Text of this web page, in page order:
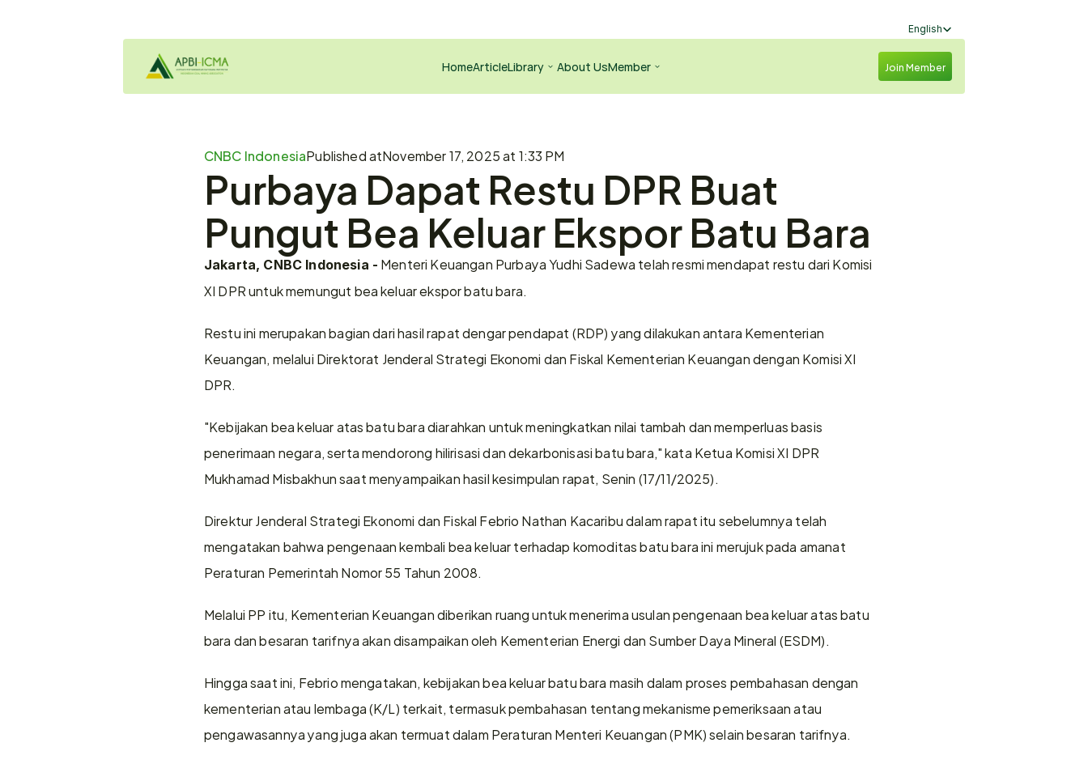
Select Language
English
HomeArticleLibrary About UsMember Join Member
CNBC IndonesiaPublished atNovember 17, 2025 at 1:33 PM
Purbaya Dapat Restu DPR Buat
Pungut Bea Keluar Ekspor Batu Bara
Jakarta, CNBC Indonesia - Menteri Keuangan Purbaya Yudhi Sadewa telah resmi mendapat restu dari Komisi
XI DPR untuk memungut bea keluar ekspor batu bara.
Restu ini merupakan bagian dari hasil rapat dengar pendapat (RDP) yang dilakukan antara Kementerian
Keuangan, melalui Direktorat Jenderal Strategi Ekonomi dan Fiskal Kementerian Keuangan dengan Komisi XI
DPR.
"Kebijakan bea keluar atas batu bara diarahkan untuk meningkatkan nilai tambah dan memperluas basis
penerimaan negara, serta mendorong hilirisasi dan dekarbonisasi batu bara," kata Ketua Komisi XI DPR
Mukhamad Misbakhun saat menyampaikan hasil kesimpulan rapat, Senin (17/11/2025).
Direktur Jenderal Strategi Ekonomi dan Fiskal Febrio Nathan Kacaribu dalam rapat itu sebelumnya telah
mengatakan bahwa pengenaan kembali bea keluar terhadap komoditas batu bara ini merujuk pada amanat
Peraturan Pemerintah Nomor 55 Tahun 2008.
Melalui PP itu, Kementerian Keuangan diberikan ruang untuk menerima usulan pengenaan bea keluar atas batu
bara dan besaran tarifnya akan disampaikan oleh Kementerian Energi dan Sumber Daya Mineral (ESDM).
Hingga saat ini, Febrio mengatakan, kebijakan bea keluar batu bara masih dalam proses pembahasan dengan
kementerian atau lembaga (K/L) terkait, termasuk pembahasan tentang mekanisme pemeriksaan atau
pengawasannya yang juga akan termuat dalam Peraturan Menteri Keuangan (PMK) selain besaran tarifnya.